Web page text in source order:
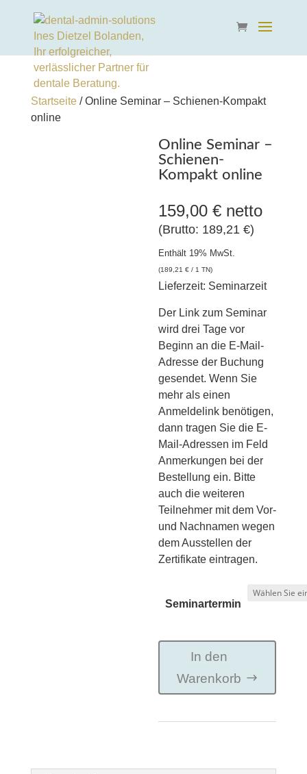
Startseite/ Online Seminar – Schienen-Kompakt
online
Online Seminar –
Schienen-
Kompakt online
159,00€ netto
(Brutto: 189,21€)
Enthält 19% MwSt.
(189,21€ / 1 TN)
Lieferzeit: Seminarzeit
Der Link zum Seminar
wird drei Tage vor
Beginn an die E-Mail-
Adresse der Buchung
gesendet. Wenn Sie
mehr als einen
Anmeldelink benötigen,
dann tragen Sie die E-
Mail-Adressen im Feld
Anmerkungen bei der
Bestellung ein. Bitte
auch die weiteren
Teilnehmer mit dem Vor-
und Nachnamen wegen
dem Ausstellen der
Zertifikate eintragen.
Seminartermin
Seminar
Schienen-
In den
Warenkorb